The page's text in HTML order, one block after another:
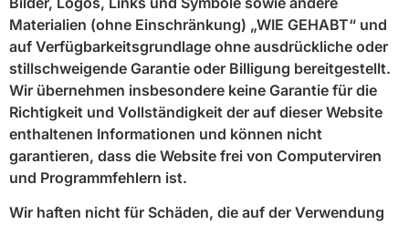
Materialien (ohne Einschränkung) „WIE GEHABT“ und
auf Verfügbarkeitsgrundlage ohne ausdrückliche oder
stillschweigende Garantie oder Billigung bereitgestellt.
Wir übernehmen insbesondere keine Garantie für die
Richtigkeit und Vollständigkeit der auf dieser Website
enthaltenen Informationen und können nicht
garantieren, dass die Website frei von Computerviren
und Programmfehlern ist.
Wir haften nicht für Schäden, die auf der Verwendung